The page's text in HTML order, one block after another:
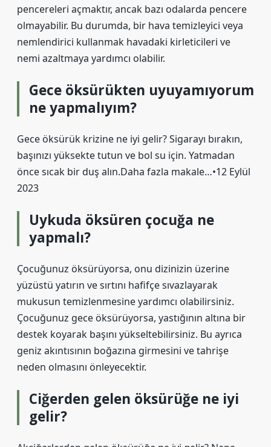
pencereleri açmaktır, ancak bazı odalarda pencere
olmayabilir. Bu durumda, bir hava temizleyici veya
nemlendirici kullanmak havadaki kirleticileri ve
nemi azaltmaya yardımcı olabilir.
Gece öksürükten uyuyamıyorum
ne yapmalıyım?
Gece öksürük krizine ne iyi gelir? Sigarayı bırakın,
başınızı yüksekte tutun ve bol su için. Yatmadan
önce sıcak bir duş alın.Daha fazla makale…•12 Eylül
2023
Uykuda öksüren çocuğa ne
yapmalı?
Çocuğunuz öksürüyorsa, onu dizinizin üzerine
yüzüstü yatırın ve sırtını hafifçe sıvazlayarak
mukusun temizlenmesine yardımcı olabilirsiniz.
Çocuğunuz gece öksürüyorsa, yastığının altına bir
destek koyarak başını yükseltebilirsiniz. Bu ayrıca
geniz akıntısının boğazına girmesini ve tahrişe
neden olmasını önleyecektir.
Ciğerden gelen öksürüğe ne iyi
gelir?